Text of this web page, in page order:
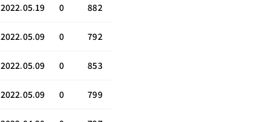
2022.05.19 0 882
2022.05.09 0 792
2022.05.09 0 853
2022.05.09 0 799